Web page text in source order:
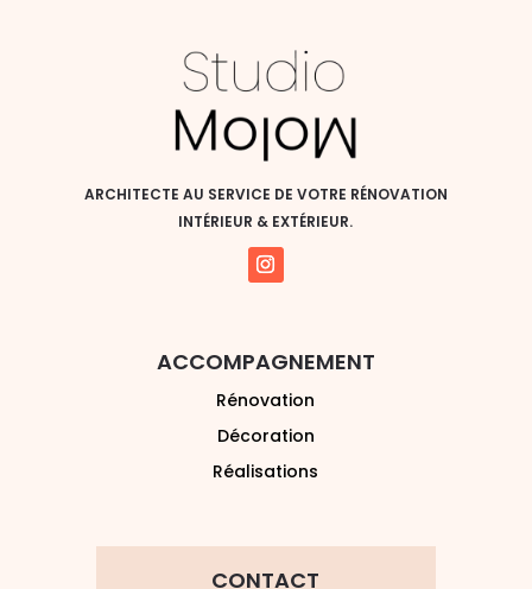
ARCHITECTE AU SERVICE DE VOTRE RÉNOVATION
INTÉRIEUR & EXTÉRIEUR.
ACCOMPAGNEMENT
Rénovation
Décoration
Réalisations
CONTACT